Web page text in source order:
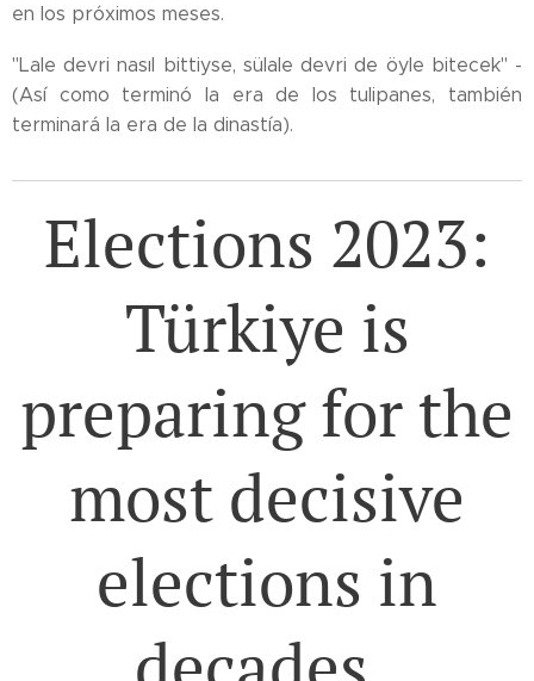
en los próximos meses.
"Lale devri nasıl bittiyse, sülale devri de öyle bitecek" -
(Así como terminó la era de los tulipanes, también
terminará la era de la dinastía).
Elections 2023:
Türkiye is
preparing for the
most decisive
elections in